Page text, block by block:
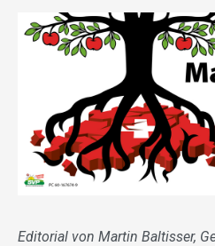
Editorial von Martin Baltisser,